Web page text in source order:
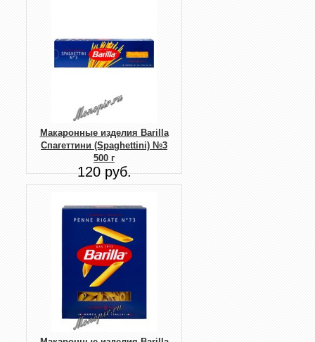
Макаронные изделия Barilla
Спагеттини (Spaghettini) №3
500 г
120 руб.